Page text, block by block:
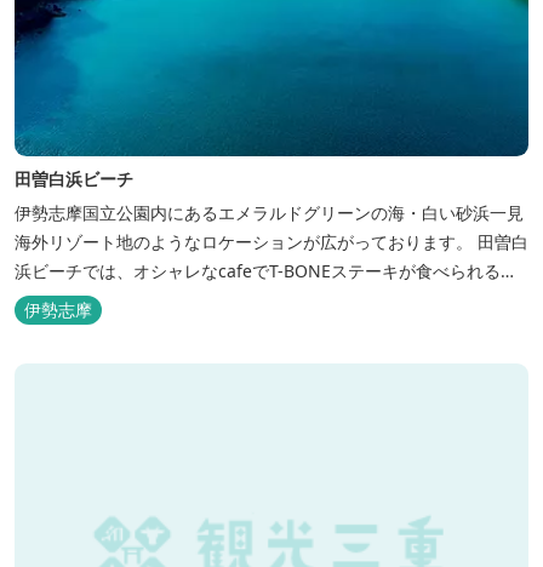
田曽白浜ビーチ
伊勢志摩国立公園内にあるエメラルドグリーンの海・白い砂浜一見
海外リゾート地のようなロケーションが広がっております。 田曽白
浜ビーチでは、オシャレなcafeでT-BONEステーキが食べられる。
又、海を見ながら黄昏るのもよし、アクティブにマリンアクティビ
ティ・スカイダイビング・ヘリコプタークルージングを体験するこ
ともできます。 是非、田曽白浜にございます施設紹介のVTRをご参
伊勢志摩